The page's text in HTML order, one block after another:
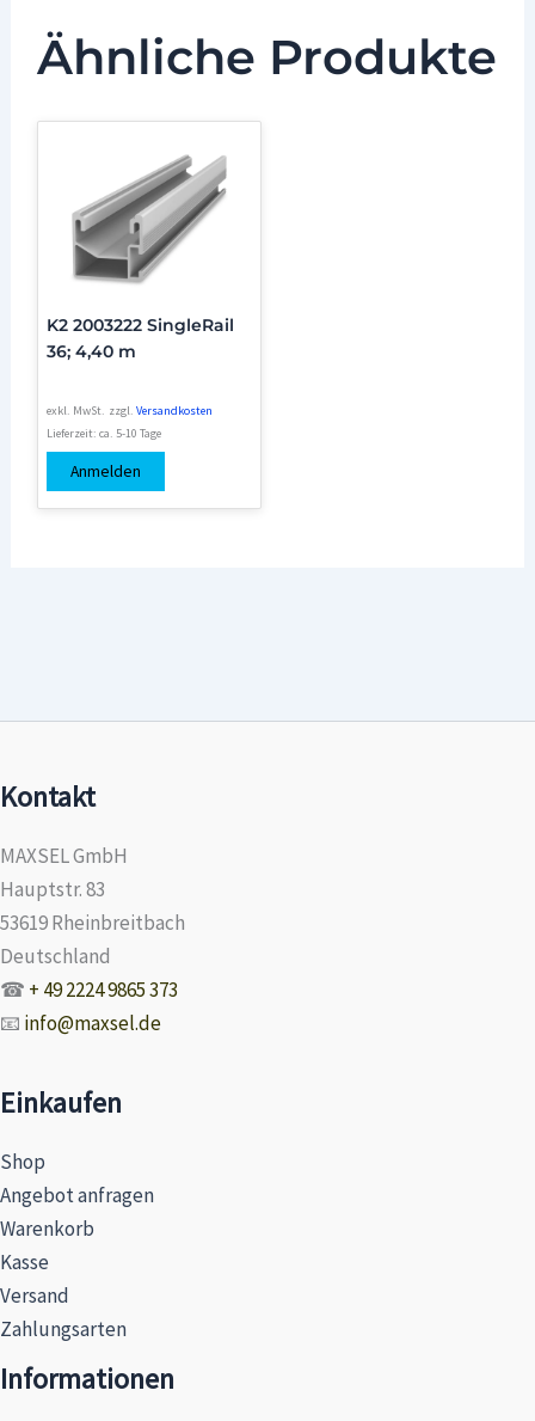
Ähnliche Produkte
K2 2003222 SingleRail
36; 4,40 m
exkl. MwSt. zzgl.Versandkosten
Lieferzeit:ca. 5-10 Tage
Anmelden
Kontakt
MAXSEL GmbH
Hauptstr. 83
53619 Rheinbreitbach
Deutschland
☎ + 49 2224 9865 373
📧 info@maxsel.de
Einkaufen
Shop
Angebot anfragen
Warenkorb
Kasse
Versand
Zahlungsarten
Informationen